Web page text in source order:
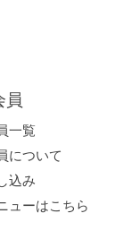
員
一覧
について
込み
ューはこちら